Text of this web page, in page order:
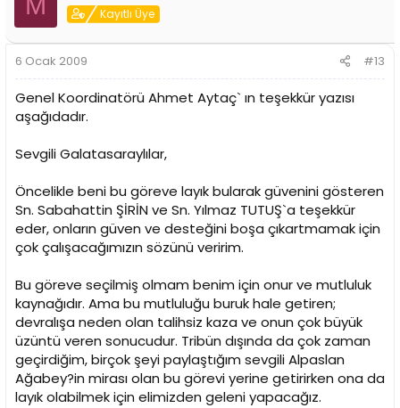
Kayıtlı Üye
6 Ocak 2009 #13
Genel Koordinatörü Ahmet Aytaç` ın teşekkür yazısı
aşağıdadır.
Sevgili Galatasaraylılar,
Öncelikle beni bu göreve layık bularak güvenini gösteren
Sn. Sabahattin ŞİRİN ve Sn. Yılmaz TUTUŞ`a teşekkür
eder, onların güven ve desteğini boşa çıkartmamak için
çok çalışacağımızın sözünü veririm.
Bu göreve seçilmiş olmam benim için onur ve mutluluk
kaynağıdır. Ama bu mutluluğu buruk hale getiren;
devralışa neden olan talihsiz kaza ve onun çok büyük
üzüntü veren sonucudur. Tribün dışında da çok zaman
geçirdiğim, birçok şeyi paylaştığım sevgili Alpaslan
Ağabey?in mirası olan bu görevi yerine getirirken ona da
layık olabilmek için elimizden geleni yapacağız.